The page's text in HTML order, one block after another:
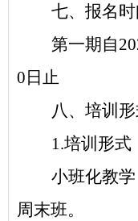
七、报名时
第一期自
0日止
八、培训
1.培训形式
小班化教学
周末班。